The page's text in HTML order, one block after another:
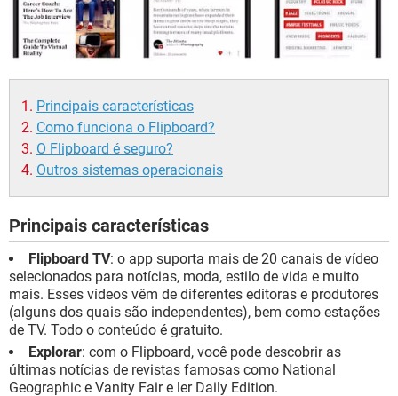
Principais características
Como funciona o Flipboard?
O Flipboard é seguro?
Outros sistemas operacionais
Principais características
Flipboard TV: o app suporta mais de 20 canais de vídeo
selecionados para notícias, moda, estilo de vida e muito
mais. Esses vídeos vêm de diferentes editoras e produtores
(alguns dos quais são independentes), bem como estações
de TV. Todo o conteúdo é gratuito.
Explorar: com o Flipboard, você pode descobrir as
últimas notícias de revistas famosas como National
Geographic e Vanity Fair e ler Daily Edition.